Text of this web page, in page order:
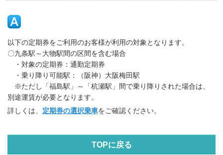
以下の定期券をご利用のお客様が利用の対象となります。
〇九条駅～大物駅間の区間を含む場合
・対象の定期券：通勤定期券
・乗り降り可能駅：（阪神）大阪梅田駅
※ただし「福島駅」～「杭瀬駅」間で乗り降りされた場合は、
別途運賃が必要となります。
詳しくは、 定期券の選択乗車をご確認ください。
TOPに戻る